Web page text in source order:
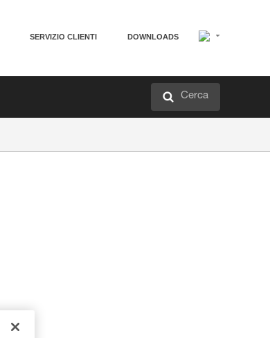
SERVIZIO CLIENTI DOWNLOADS
Cerca